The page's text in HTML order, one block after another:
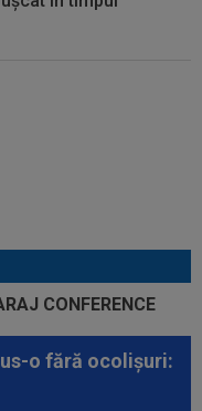
o fără ocolișuri: